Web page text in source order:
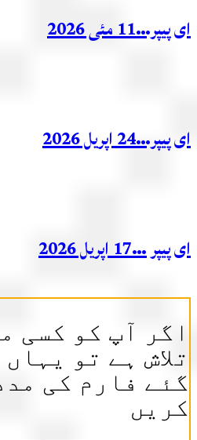
مئی 2026
اپریل 2026
اپریل 2026
آپ کو کسی
ہے تو یہاں
فارم کی مدد